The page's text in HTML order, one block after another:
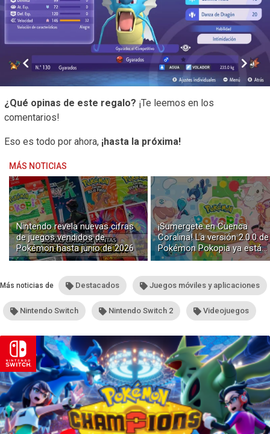
¿Qué opinas de este regalo? ¡Te leemos en los
comentarios!
Eso es todo por ahora, ¡hasta la próxima!
MÁS NOTICIAS
Nintendo revela nuevas cifras
de juegos vendidos de
Pokémon hasta junio de 2026
¡Sumergete en Cuenca
Coralina! La versión 2.0.0 de
Pokémon Pokopia ya está
disponible con buceo y
Más noticias de Destacados Juegos móviles y aplicaciones
Nintendo Switch Nintendo Switch 2 Videojuegos